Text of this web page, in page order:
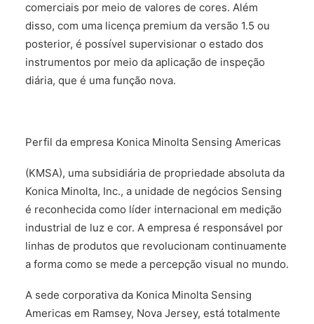
comerciais por meio de valores de cores. Além
disso, com uma licença premium da versão 1.5 ou
posterior, é possível supervisionar o estado dos
instrumentos por meio da aplicação de inspeção
diária, que é uma função nova.
Perfil da empresa Konica Minolta Sensing Americas
(KMSA), uma subsidiária de propriedade absoluta da
Konica Minolta, Inc., a unidade de negócios Sensing
é reconhecida como líder internacional em medição
industrial de luz e cor. A empresa é responsável por
linhas de produtos que revolucionam continuamente
a forma como se mede a percepção visual no mundo.
A sede corporativa da Konica Minolta Sensing
Americas em Ramsey, Nova Jersey, está totalmente